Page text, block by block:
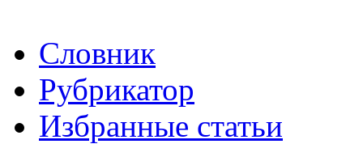
Словник
Рубрикатор
Избранные статьи